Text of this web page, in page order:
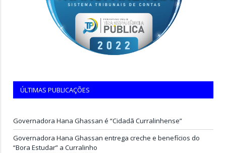
ÚLTIMAS PUBLICAÇÕES
Governadora Hana Ghassan é “Cidadã Curralinhense”
Governadora Hana Ghassan entrega creche e benefícios do
“Bora Estudar” a Curralinho